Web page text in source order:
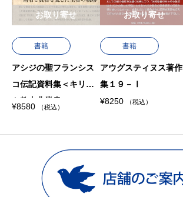
書籍
アシジの聖フランシス
コ伝記資料集＜キリス
ト教古典叢書＞
¥8580 （税込）
お取り寄せ
書籍
アウグスティヌス著作
集１９－Ⅰ
¥8250 （税込）
お取り寄せ